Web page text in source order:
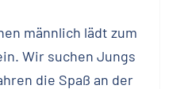
männlich lädt zum
Wir suchen Jungs
die Spaß an der